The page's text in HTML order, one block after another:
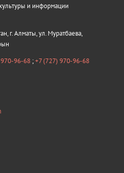
и информации
г. Алматы, ул. Муратбаева,
96-68 ;+7 (727) 970-96-68